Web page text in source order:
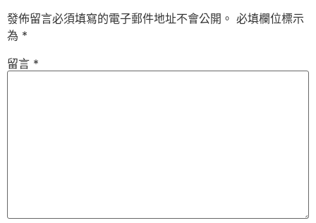
發佈留言必須填寫的電子郵件地址不會公開。 必填欄位標示
為 *
留言 *